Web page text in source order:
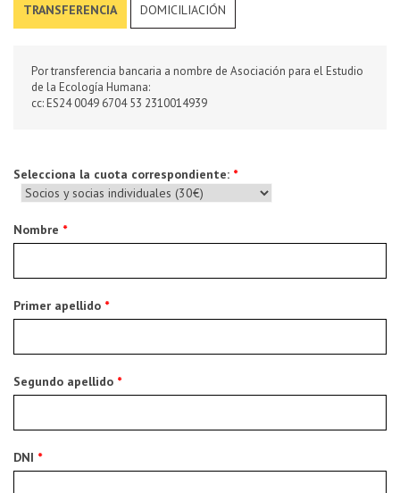
TRANSFERENCIA DOMICILIACIÓN
Por transferencia bancaria a nombre de Asociación para el Estudio
de la Ecología Humana:
cc: ES24 0049 6704 53 2310014939
Selecciona la cuota correspondiente: *
Nombre *
Primer apellido *
Segundo apellido *
DNI *